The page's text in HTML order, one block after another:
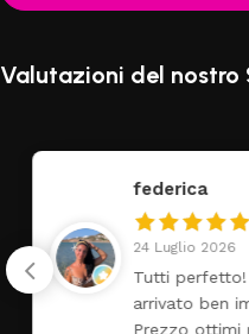
Valutazioni del nostro
federica
24 Luglio 2026
Tutti perfetto!
arrivato ben
Prezzo ottimi